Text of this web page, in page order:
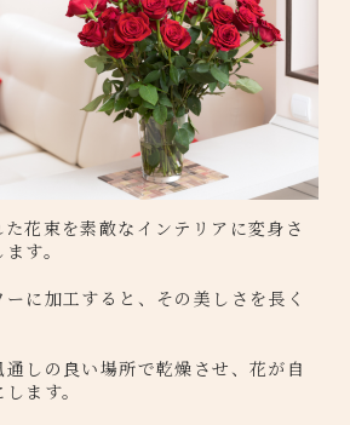
花束を素敵なインテリアに変身さ
す。
に加工すると、その美しさを長く
しの良い場所で乾燥させ、花が自
ます。